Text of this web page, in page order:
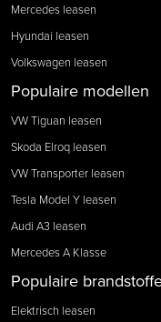
Mercedes leasen
Hyundai leasen
Volkswagen leasen
Populaire modellen
VW Tiguan leasen
Skoda Elroq leasen
VW Transporter leasen
Tesla Model Y leasen
Audi A3 leasen
Mercedes A Klasse
Populaire
Elektrisch leasen